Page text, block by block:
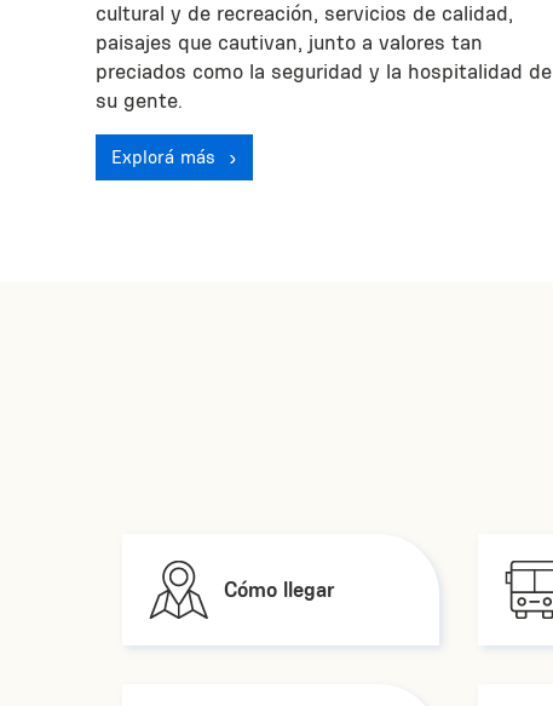
cultural y de recreación, servicios de calidad,
paisajes que cautivan, junto a valores tan
preciados como la seguridad y la hospitalidad de
su gente.
Explorá más
Cómo llegar